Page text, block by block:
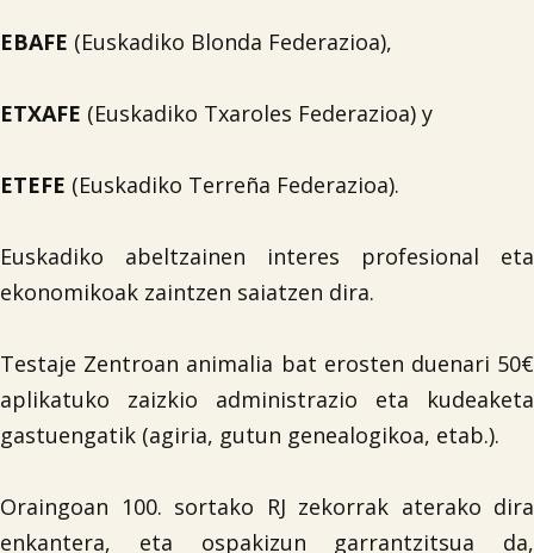
EBAFE (Euskadiko Blonda Federazioa),
ETXAFE (Euskadiko Txaroles Federazioa) y
ETEFE (Euskadiko Terreña Federazioa).
Euskadiko abeltzainen interes profesional eta
ekonomikoak zaintzen saiatzen dira.
Testaje Zentroan animalia bat erosten duenari 50€
aplikatuko zaizkio administrazio eta kudeaketa
gastuengatik (agiria, gutun genealogikoa, etab.).
Oraingoan 100. sortako RJ zekorrak aterako dira
enkantera, eta ospakizun garrantzitsua da,